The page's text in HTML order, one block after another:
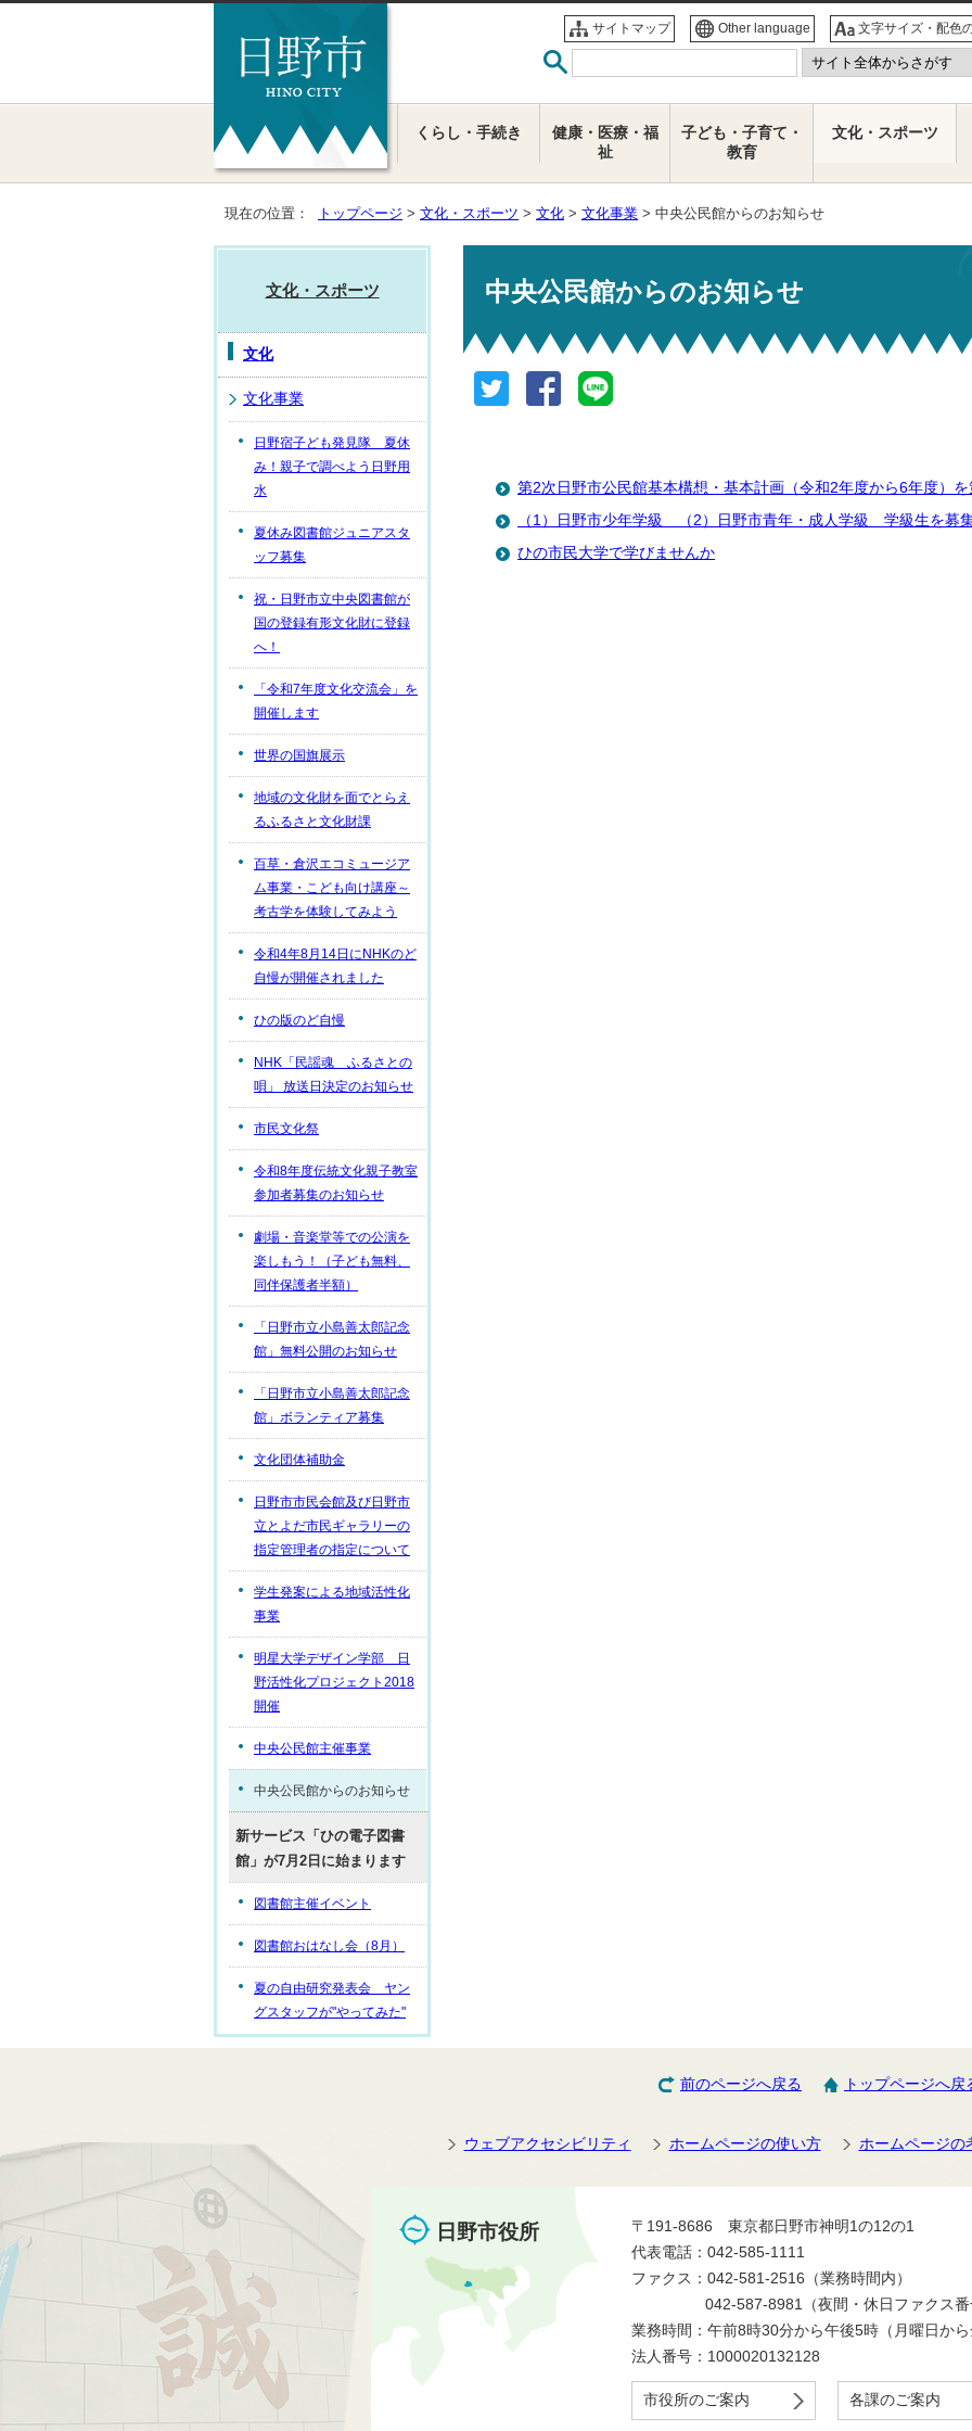
サイトマップ Other language 文字サイズ・配色
くらし・手続き
健康・医療・福
祉
子ども・子育て・
教育
文化・スポーツ
現在の位置： トップページ > 文化・スポーツ > 文化 > 文化事業 > 中央公民館からのお知らせ
中央公民館からのお知らせ
第2次日野市公民館基本構想・基本計画（令和2年度から6年度）を
（1）日野市少年学級 （2）日野市青年・成人学級 学級生を募
ひの市民大学で学びませんか
文化・スポーツ
文化
文化事業
日野宿子ども発見隊 夏休
み！親子で調べよう日野用
水
夏休み図書館ジュニアスタ
ッフ募集
祝・日野市立中央図書館が
国の登録有形文化財に登録
へ！
「令和7年度文化交流会」を
開催します
世界の国旗展示
地域の文化財を面でとらえ
るふるさと文化財課
百草・倉沢エコミュージア
ム事業・こども向け講座～
考古学を体験してみよう
令和4年8月14日にNHKのど
自慢が開催されました
ひの版のど自慢
NHK「民謡魂 ふるさとの
唄」 放送日決定のお知らせ
市民文化祭
令和8年度伝統文化親子教室
参加者募集のお知らせ
劇場・音楽堂等での公演を
楽しもう！（子ども無料、
同伴保護者半額）
「日野市立小島善太郎記念
館」無料公開のお知らせ
「日野市立小島善太郎記念
館」ボランティア募集
文化団体補助金
日野市市民会館及び日野市
立とよだ市民ギャラリーの
指定管理者の指定について
学生発案による地域活性化
事業
明星大学デザイン学部 日
野活性化プロジェクト2018
開催
中央公民館主催事業
中央公民館からのお知らせ
新サービス「ひの電子図書
館」が7月2日に始まります
図書館主催イベント
図書館おはなし会（8月）
夏の自由研究発表会 ヤン
グスタッフが"やってみた"
前のページへ戻る トップページへ戻
ウェブアクセシビリティ ホームページの使い方 ホームページの
日野市役所
〒191-8686 東京都日野市神明1の12の1
代表電話：042-585-1111
ファクス：042-581-2516（業務時間内）
042-587-8981（夜間・休日ファクス番
業務時間：午前8時30分から午後5時（月曜日から
法人番号：1000020132128
市役所のご案内 各課のご案内